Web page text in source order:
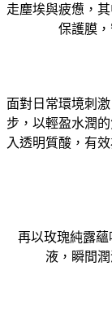
走塵埃與疲憊，
保護膜
面對日常環境刺
步，以輕盈水潤
入透明質酸，有
再以玫瑰純露蘊
液，瞬間